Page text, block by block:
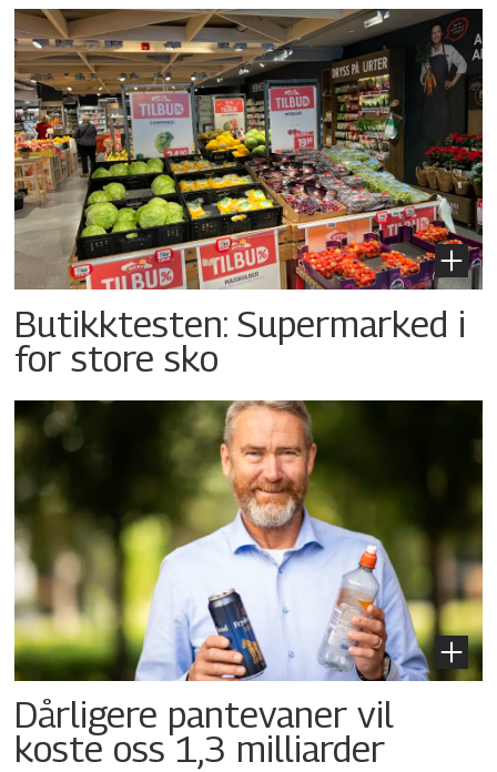
Butikktesten: Supermarked i
for store sko
Dårligere pantevaner vil
koste oss 1,3 milliarder